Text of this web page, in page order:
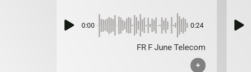
0:00 0:24
FR F June Telecom
+